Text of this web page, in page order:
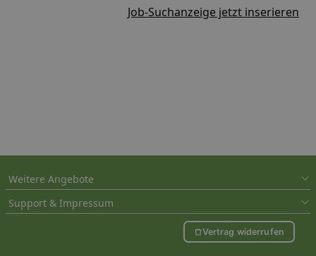
Job-Suchanzeige jetzt inserieren
Weitere Angebote
Support & Impressum
Vertrag widerrufen